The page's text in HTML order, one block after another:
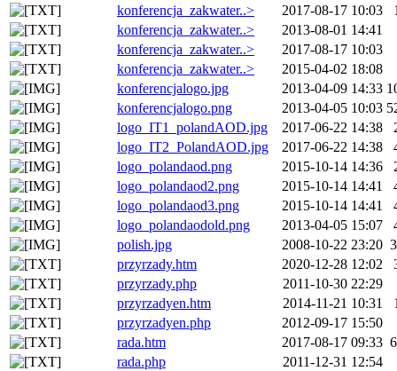
konferencja_zakwater..>
2017-08-17 10:03
konferencja_zakwater..>
2013-08-01 14:41
konferencja_zakwater..>
2017-08-17 10:03
konferencja_zakwater..>
2015-04-02 18:08
konferencjalogo.jpg
2013-04-09 14:33
konferencjalogo.png
2013-04-05 10:03
logo_IT1_polandAOD.jpg
2017-06-22 14:38
logo_IT2_PolandAOD.jpg
2017-06-22 14:38
logo_polandaod.png
2015-10-14 14:36
logo_polandaod2.png
2015-10-14 14:41
logo_polandaod3.png
2015-10-14 14:41
logo_polandaodold.png
2013-04-05 15:07
polish.jpg
2008-10-22 23:20
przyrzady.htm
2020-12-28 12:02
przyrzady.php
2011-10-30 22:29
przyrzadyen.htm
2014-11-21 10:31
przyrzadyen.php
2012-09-17 15:50
rada.htm
2017-08-17 09:33
rada.php
2011-12-31 12:54